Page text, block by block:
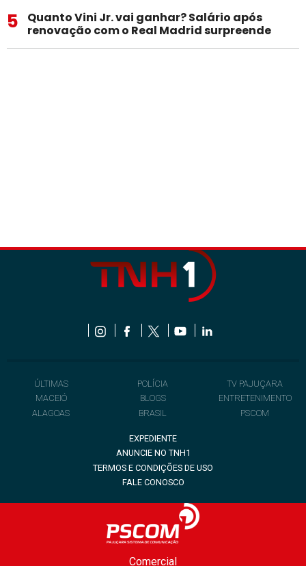
5
Quanto Vini Jr. vai ganhar? Salário após
renovação com o Real Madrid surpreende
ÚLTIMAS
MACEIÓ
ALAGOAS
POLÍCIA
BLOGS
BRASIL
TV PAJUÇARA
ENTRETENIMENTO
PSCOM
EXPEDIENTE
ANUNCIE NO TNH1
TERMOS E CONDIÇÕES DE USO
FALE CONOSCO
Comercial